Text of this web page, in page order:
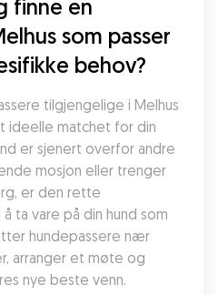
finne en
som passer
behov?
tilgjengelige i Melhus
ideelle matchet for din
er sjenert overfor andre
mosjon eller trenger
er den rette
ta vare på din hund som
hundepassere nær
arranger et møte og
nye beste venn.